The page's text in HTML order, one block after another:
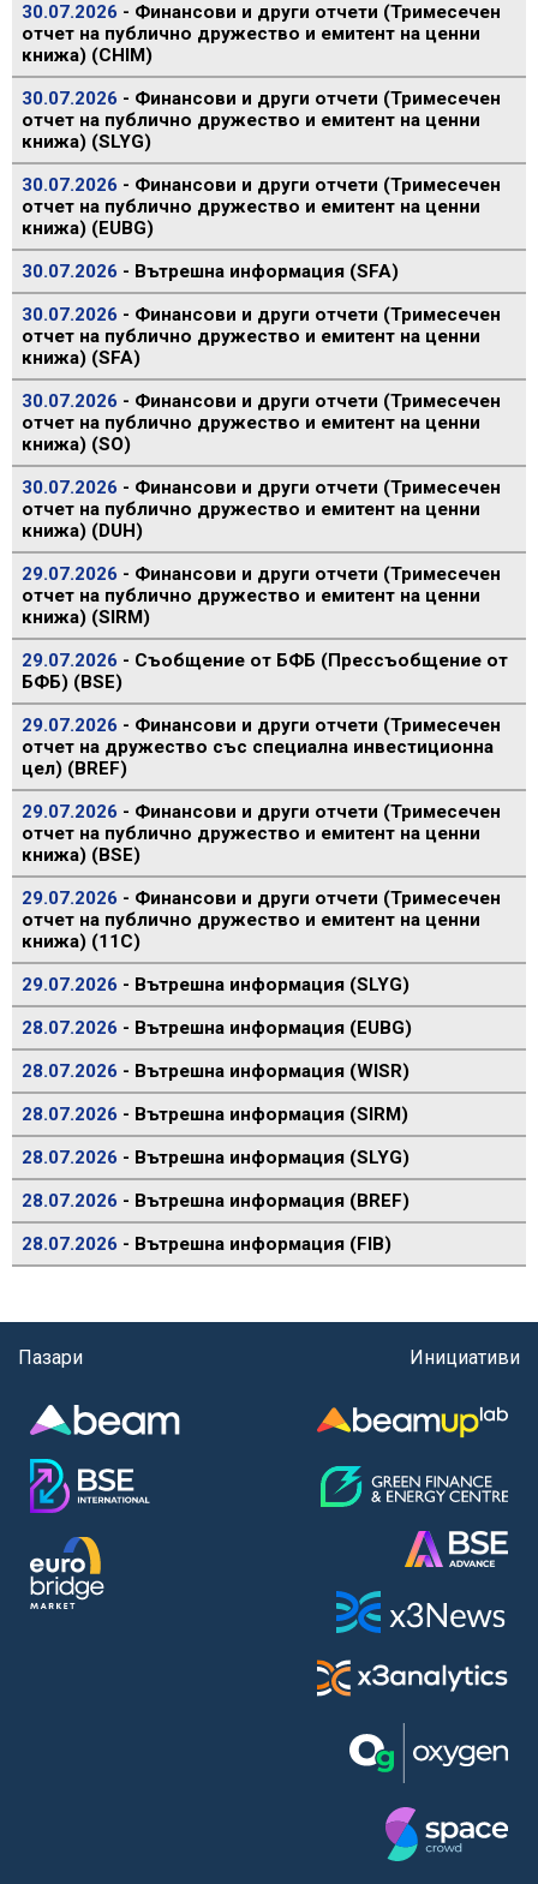
30.07.2026 - Финансови и други отчети (Тримесечен
отчет на публично дружество и емитент на ценни
книжа) (CHIM)
30.07.2026 - Финансови и други отчети (Тримесечен
отчет на публично дружество и емитент на ценни
книжа) (SLYG)
30.07.2026 - Финансови и други отчети (Тримесечен
отчет на публично дружество и емитент на ценни
книжа) (EUBG)
30.07.2026 - Вътрешна информация (SFA)
30.07.2026 - Финансови и други отчети (Тримесечен
отчет на публично дружество и емитент на ценни
книжа) (SFA)
30.07.2026 - Финансови и други отчети (Тримесечен
отчет на публично дружество и емитент на ценни
книжа) (SO)
30.07.2026 - Финансови и други отчети (Тримесечен
отчет на публично дружество и емитент на ценни
книжа) (DUH)
29.07.2026 - Финансови и други отчети (Тримесечен
отчет на публично дружество и емитент на ценни
книжа) (SIRM)
29.07.2026 - Съобщение от БФБ (Прессъобщение от
БФБ) (BSE)
29.07.2026 - Финансови и други отчети (Тримесечен
отчет на дружество със специална инвестиционна
цел) (BREF)
29.07.2026 - Финансови и други отчети (Тримесечен
отчет на публично дружество и емитент на ценни
книжа) (BSE)
29.07.2026 - Финансови и други отчети (Тримесечен
отчет на публично дружество и емитент на ценни
книжа) (11C)
29.07.2026 - Вътрешна информация (SLYG)
28.07.2026 - Вътрешна информация (EUBG)
28.07.2026 - Вътрешна информация (WISR)
28.07.2026 - Вътрешна информация (SIRM)
28.07.2026 - Вътрешна информация (SLYG)
28.07.2026 - Вътрешна информация (BREF)
28.07.2026 - Вътрешна информация (FIB)
Пазари Инициативи